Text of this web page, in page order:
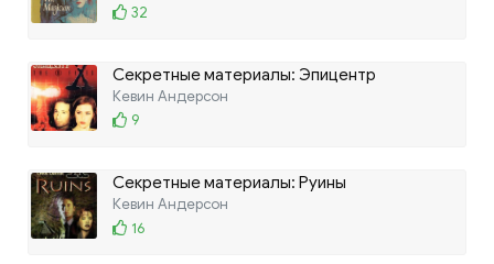
32
Секретные материалы: Эпицентр
Кевин Андерсон
9
Секретные материалы: Руины
Кевин Андерсон
16